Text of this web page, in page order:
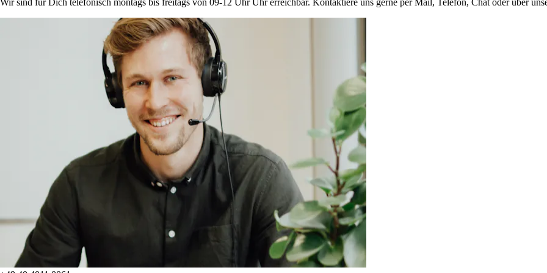
Wir sind für Dich telefonisch montags bis freitags von 09-12 Uhr Uhr erreichbar. Kontaktiere uns gerne per Mail, Telefon, Chat oder über